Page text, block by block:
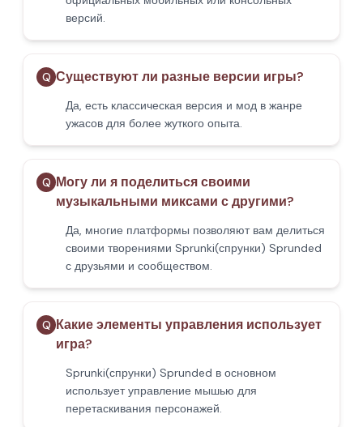
версий.
Q Существуют ли разные версии игры?
Да, есть классическая версия и мод в жанре
ужасов для более жуткого опыта.
Q Могу ли я поделиться своими
музыкальными миксами с другими?
Да, многие платформы позволяют вам делиться
своими творениями Sprunki(спрунки) Sprunded
с друзьями и сообществом.
Q Какие элементы управления использует
игра?
Sprunki(спрунки) Sprunded в основном
использует управление мышью для
перетаскивания персонажей.